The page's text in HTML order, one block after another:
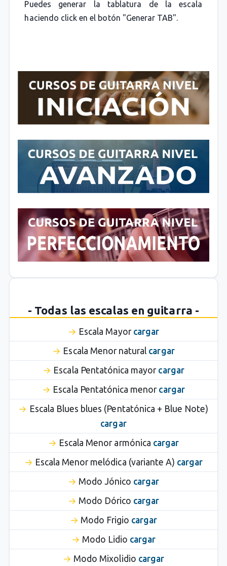
Puedes generar la tablatura de la escala
haciendo click en el botón "Generar TAB".
- Todas las escalas en guitarra -
Escala Mayor cargar
Escala Menor natural cargar
Escala Pentatónica mayor cargar
Escala Pentatónica menor cargar
Escala Blues blues (Pentatónica + Blue Note)
cargar
Escala Menor armónica cargar
Escala Menor melódica (variante A) cargar
Modo Jónico cargar
Modo Dórico cargar
Modo Frigio cargar
Modo Lidio cargar
Modo Mixolidio cargar